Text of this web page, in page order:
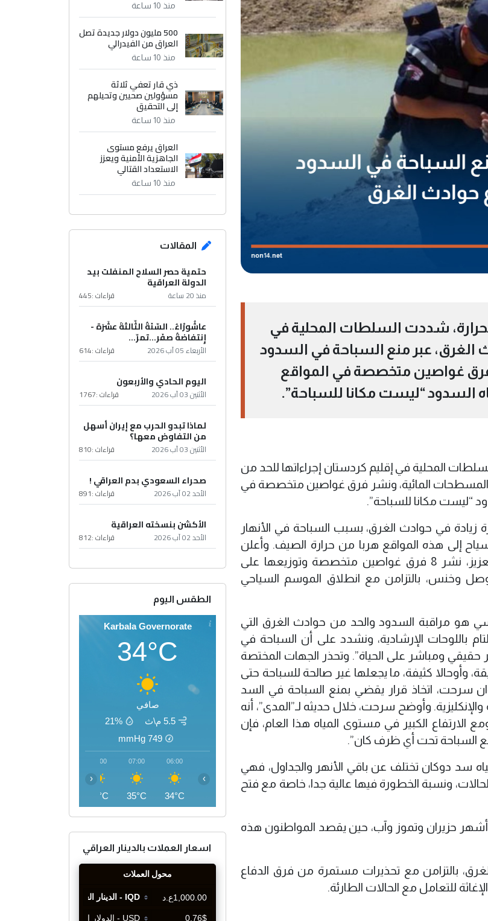
شددت السلطات المحلية في
الغرق، عبر منع السباحة في السدود
فرق غواصين متخصصة في المواقع
السدود “ليست مكانا للسباحة”.
المحلية في إقليم كردستان إجراءاتها للحد من
والمسطحات المائية، ونشر فرق غواصين متخصصة في
“ليست مكانا للسباحة”.
في حوادث الغرق، بسبب السباحة في الأنهار
إلى هذه المواقع هربا من حرارة الصيف. وأعلن
المتحدث باسم الدفاع المدني في دهوك، بيوار عبد العزيز، نشر 8 فرق غواصين متخصصة وتوزيعها على
وخنس، بالتزامن مع انطلاق الموسم السياحي
هو مراقبة السدود والحد من حوادث الغرق التي
باللوحات الإرشادية، ونشدد على أن السباحة في
حقيقي ومباشر على الحياة”. وتحذر الجهات المختصة
وأوحالا كثيفة، ما يجعلها غير صالحة للسباحة حتى
سرحت، اتخاذ قرار يقضي بمنع السباحة في السد
وأوضح سرحت، خلال حديثه لـ”المدى”، أنه
الكبير في مستوى المياه هذا العام، فإن
السباحة تحت أي ظرف كان”.
سد دوكان تختلف عن باقي الأنهر والجداول، فهي
ونسبة الخطورة فيها عالية جدا، خاصة مع فتح
حزيران وتموز وآب، حين يقصد المواطنون هذه
بالتزامن مع تحذيرات مستمرة من فرق الدفاع
للتعامل مع الحالات الطارئة.
منذ 10 ساعة
500 مليون دولار جديدة تصل
العراق من الفيدرالي
منذ 10 ساعة
ذي قار تعفي ثلاثة
مسؤولين صحيين وتحيلهم
إلى التحقيق
منذ 10 ساعة
العراق يرفع مستوى
الجاهزية الأمنية ويعزز
الاستعداد القتالي
منذ 10 ساعة
المقالات
حتمية حصر السلاح المنفلت بيد
الدولة العراقية
منذ 20 ساعة قراءات :445
عاشُورْاءُ.. السّنَةُ الثّالثةَ عشَرَة -
إِنتفاضةُ صفَر…تمرّ...
الأربعاء 05 آب 2026 قراءات :614
اليوم الحادي والأربعون
الأثنين 03 آب 2026 قراءات :1767
لماذا تبدو الحرب مع إيران أسهل
من التفاوض معها؟
الأثنين 03 آب 2026 قراءات :810
صحراء السعودي بدم العراقي !
الأحد 02 آب 2026 قراءات :891
الأكشن بنسخته العراقية
الأحد 02 آب 2026 قراءات :812
الطقس اليوم
Karbala Governorate
34°C
صافي
5.5 م\ث
21%
749
mmHg
06:00
34°C
07:00
35°C
08:00
36°C
‹ ›
اسعار العملات بالدينار العراقي